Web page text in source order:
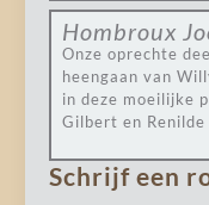
Hombroux
Onze oprechte
heengaan van
in deze moeilijke
Gilbert en Renilde
Schrijf een